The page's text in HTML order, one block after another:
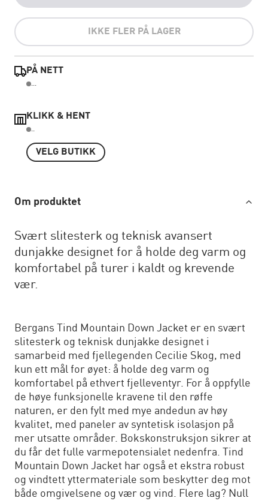
IKKE FLER PÅ LAGER
PÅ NETT
...
KLIKK & HENT
..
VELG BUTIKK
Om produktet
Svært slitesterk og teknisk avansert
dunjakke designet for å holde deg varm og
komfortabel på turer i kaldt og krevende
vær.
Bergans Tind Mountain Down Jacket er en svært
slitesterk og teknisk dunjakke designet i
samarbeid med fjellegenden Cecilie Skog, med
kun ett mål for øyet: å holde deg varm og
komfortabel på ethvert fjelleventyr. For å oppfylle
de høye funksjonelle kravene til den røffe
naturen, er den fylt med mye andedun av høy
kvalitet, med paneler av syntetisk isolasjon på
mer utsatte områder. Bokskonstruksjon sikrer at
du får det fulle varmepotensialet nedenfra. Tind
Mountain Down Jacket har også et ekstra robust
og vindtett yttermateriale som beskytter deg mot
både omgivelsene og vær og vind. Flere lag? Null